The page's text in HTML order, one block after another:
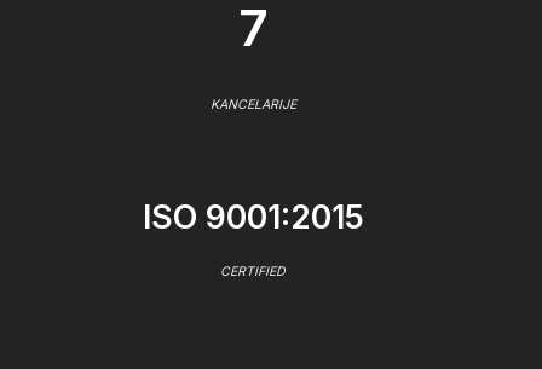
7
KANCELARIJE
ISO 9001:2015
CERTIFIED